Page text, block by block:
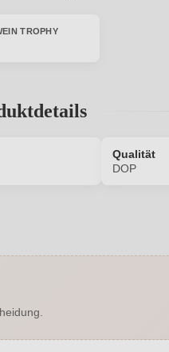
TROPHY
Qualität
DOP